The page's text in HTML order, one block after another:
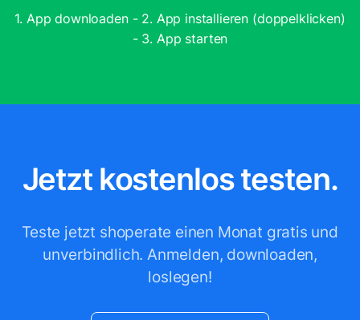
1. App downloaden - 2. App installieren (doppelklicken)
- 3. App starten
Jetzt kostenlos testen.
Teste jetzt shoperate einen Monat gratis und
unverbindlich. Anmelden, downloaden,
loslegen!